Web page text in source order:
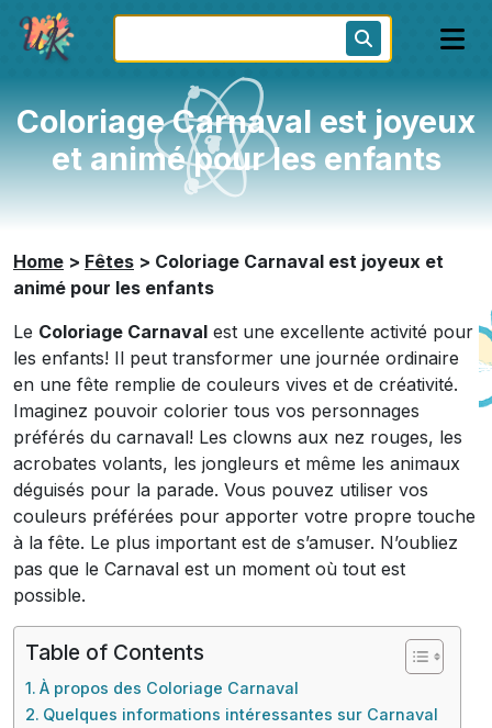
Coloriage Carnaval est joyeux
et animé pour les enfants
Home > Fêtes > Coloriage Carnaval est joyeux et
animé pour les enfants
Le Coloriage Carnaval est une excellente activité pour
les enfants! Il peut transformer une journée ordinaire
en une fête remplie de couleurs vives et de créativité.
Imaginez pouvoir colorier tous vos personnages
préférés du carnaval! Les clowns aux nez rouges, les
acrobates volants, les jongleurs et même les animaux
déguisés pour la parade. Vous pouvez utiliser vos
couleurs préférées pour apporter votre propre touche
à la fête. Le plus important est de s’amuser. N’oubliez
pas que le Carnaval est un moment où tout est
possible.
Table of Contents
À propos des Coloriage Carnaval
Quelques informations intéressantes sur Carnaval